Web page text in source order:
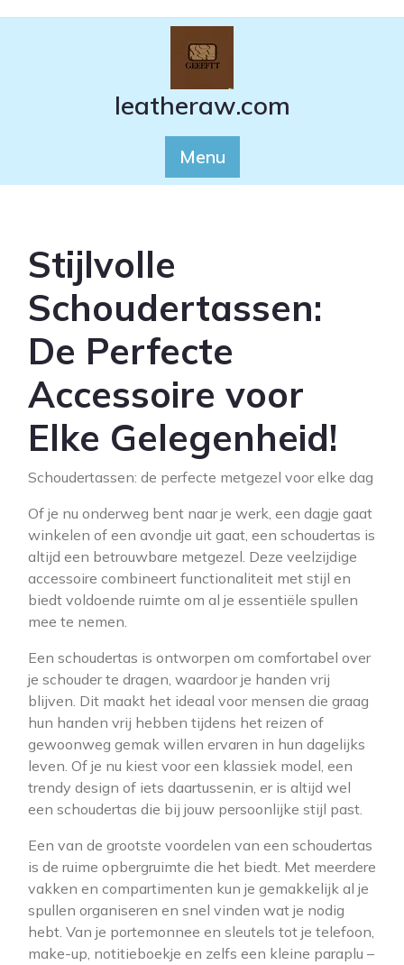
leatheraw.com
Menu
Stijlvolle
Schoudertassen:
De Perfecte
Accessoire voor
Elke Gelegenheid!
Schoudertassen: de perfecte metgezel voor elke dag
Of je nu onderweg bent naar je werk, een dagje gaat
winkelen of een avondje uit gaat, een schoudertas is
altijd een betrouwbare metgezel. Deze veelzijdige
accessoire combineert functionaliteit met stijl en
biedt voldoende ruimte om al je essentiële spullen
mee te nemen.
Een schoudertas is ontworpen om comfortabel over
je schouder te dragen, waardoor je handen vrij
blijven. Dit maakt het ideaal voor mensen die graag
hun handen vrij hebben tijdens het reizen of
gewoonweg gemak willen ervaren in hun dagelijks
leven. Of je nu kiest voor een klassiek model, een
trendy design of iets daartussenin, er is altijd wel
een schoudertas die bij jouw persoonlijke stijl past.
Een van de grootste voordelen van een schoudertas
is de ruime opbergruimte die het biedt. Met meerdere
vakken en compartimenten kun je gemakkelijk al je
spullen organiseren en snel vinden wat je nodig
hebt. Van je portemonnee en sleutels tot je telefoon,
make-up, notitieboekje en zelfs een kleine paraplu –